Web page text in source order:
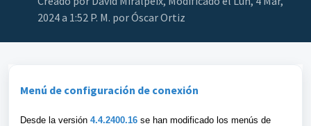
2024 a 1:52 P. M. por Óscar Ortiz
Menú de configuración de conexión
Desde la versión 4.4.2400.16 se han modificado los menús de